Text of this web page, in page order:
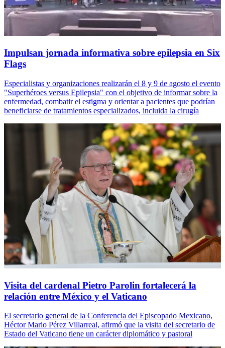
Impulsan jornada informativa sobre epilepsia en Six
Flags
Especialistas y organizaciones realizarán el 8 y 9 de agosto el evento
"Superhéroes versus Epilepsia" con el objetivo de informar sobre la
enfermedad, combatir el estigma y orientar a pacientes que podrían
beneficiarse de tratamientos especializados, incluida la cirugía
Visita del cardenal Pietro Parolin fortalecerá la
relación entre México y el Vaticano
El secretario general de la Conferencia del Episcopado Mexicano,
Héctor Mario Pérez Villarreal, afirmó que la visita del secretario de
Estado del Vaticano tiene un carácter diplomático y pastoral